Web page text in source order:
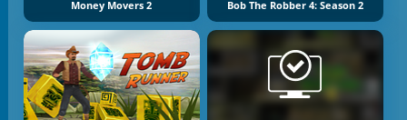
Money Movers 2 Bob The Robber 4: Season 2